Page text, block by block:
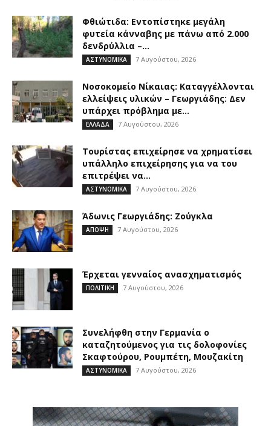
Φθιώτιδα: Εντοπίστηκε μεγάλη
φυτεία κάνναβης με πάνω από 2.000
δενδρύλλια –...
ΑΣΤΥΝΟΜΙΚΑ 7 Αυγούστου, 2026
Νοσοκομείο Νίκαιας: Καταγγέλλονται
ελλείψεις υλικών – Γεωργιάδης: Δεν
υπάρχει πρόβλημα με...
ΕΛΛΑΔΑ 7 Αυγούστου, 2026
Τουρίστας επιχείρησε να χρηματίσει
υπάλληλο επιχείρησης για να του
επιτρέψει να...
ΑΣΤΥΝΟΜΙΚΑ 7 Αυγούστου, 2026
Άδωνις Γεωργιάδης: Ζούγκλα
ΑΠΟΨΗ 7 Αυγούστου, 2026
Έρχεται γενναίος ανασχηματισμός
ΠΟΛΙΤΙΚΗ 7 Αυγούστου, 2026
Συνελήφθη στην Γερμανία ο
καταζητούμενος για τις δολοφονίες
Σκαφτούρου, Ρουμπέτη, Μουζακίτη
ΑΣΤΥΝΟΜΙΚΑ 7 Αυγούστου, 2026